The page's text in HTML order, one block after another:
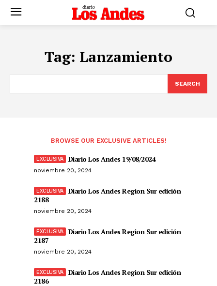
Tag: Lanzamiento
SEARCH
BROWSE OUR EXCLUSIVE ARTICLES!
Diario Los Andes 19/08/2024
noviembre 20, 2024
Diario Los Andes Region Sur edición
2188
noviembre 20, 2024
Diario Los Andes Region Sur edición
2187
noviembre 20, 2024
Diario Los Andes Region Sur edición
2186